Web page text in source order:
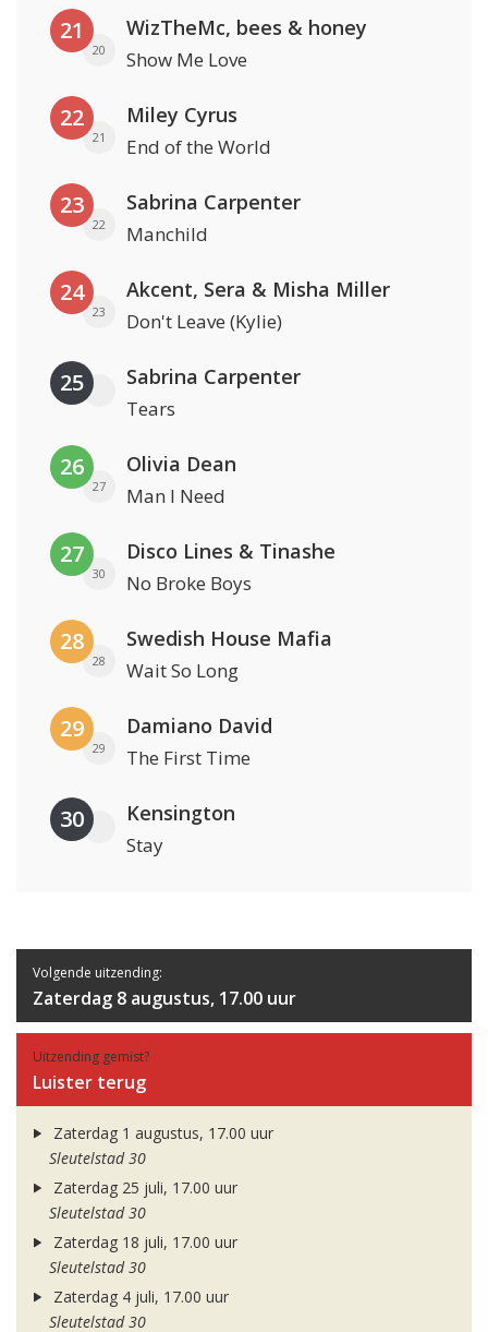
21
20
WizTheMc, bees & honey
Show Me Love
22
21
Miley Cyrus
End of the World
23
22
Sabrina Carpenter
Manchild
24
23
Akcent, Sera & Misha Miller
Don't Leave (Kylie)
25 Sabrina Carpenter
Tears
26
27
Olivia Dean
Man I Need
27
30
Disco Lines & Tinashe
No Broke Boys
28
28
Swedish House Mafia
Wait So Long
29
29
Damiano David
The First Time
30 Kensington
Stay
Volgende uitzending:
Zaterdag 8 augustus, 17.00 uur
Uitzending gemist?
Luister terug
Zaterdag 1 augustus, 17.00 uur
Sleutelstad 30
Zaterdag 25 juli, 17.00 uur
Sleutelstad 30
Zaterdag 18 juli, 17.00 uur
Sleutelstad 30
Zaterdag 4 juli, 17.00 uur
Sleutelstad 30